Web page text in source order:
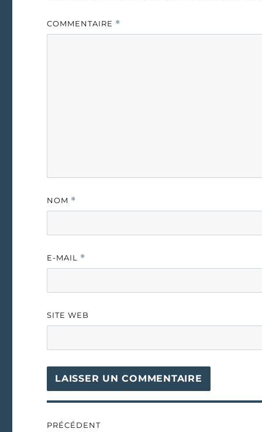
COMMENTAIRE *
NOM *
E-MAIL *
SITE WEB
PRÉCÉDENT